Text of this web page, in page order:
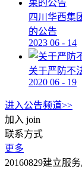
四川华西集
的公告
2023 06 - 14
关于严防不
2020 06 - 19
进入公告频道>>
加入 join
联系方式
更多
20160829建立服